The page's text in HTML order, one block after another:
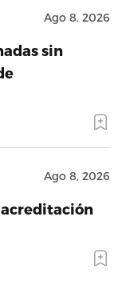
Ago 8, 2026
sin
Ago 8, 2026